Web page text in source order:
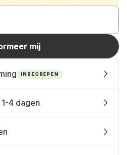
mij
INBEGREPEN
4 dagen